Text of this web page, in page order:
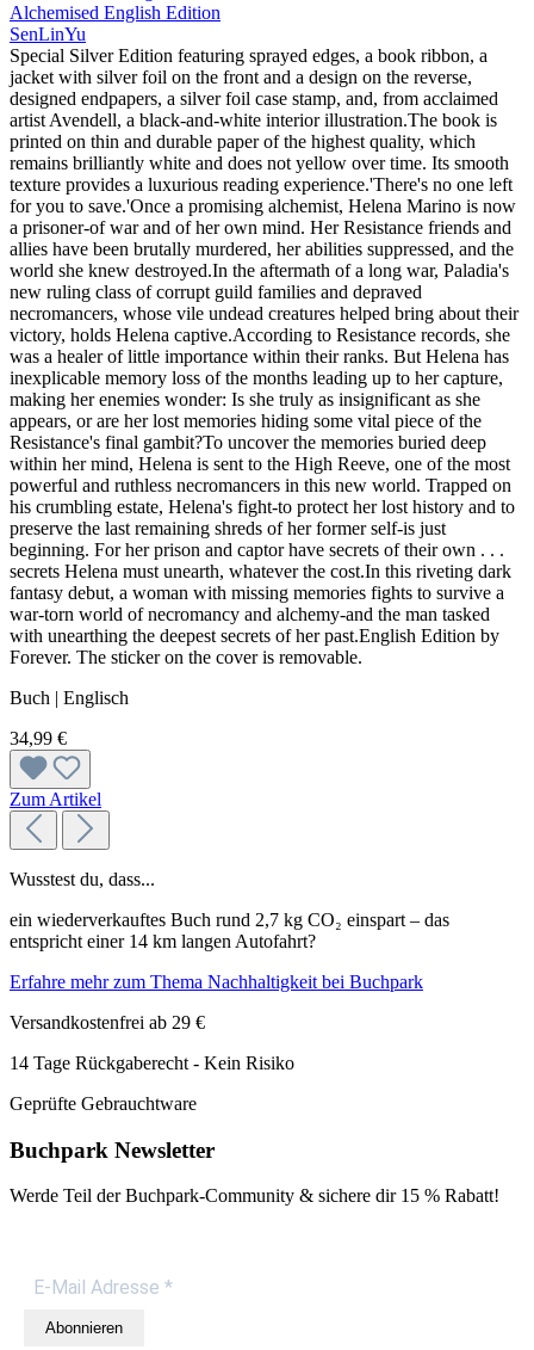
Alchemised English Edition
SenLinYu
Special Silver Edition featuring sprayed edges, a book ribbon, a
jacket with silver foil on the front and a design on the reverse,
designed endpapers, a silver foil case stamp, and, from acclaimed
artist Avendell, a black-and-white interior illustration.The book is
printed on thin and durable paper of the highest quality, which
remains brilliantly white and does not yellow over time. Its smooth
texture provides a luxurious reading experience.'There's no one left
for you to save.'Once a promising alchemist, Helena Marino is now
a prisoner-of war and of her own mind. Her Resistance friends and
allies have been brutally murdered, her abilities suppressed, and the
world she knew destroyed.In the aftermath of a long war, Paladia's
new ruling class of corrupt guild families and depraved
necromancers, whose vile undead creatures helped bring about their
victory, holds Helena captive.According to Resistance records, she
was a healer of little importance within their ranks. But Helena has
inexplicable memory loss of the months leading up to her capture,
making her enemies wonder: Is she truly as insignificant as she
appears, or are her lost memories hiding some vital piece of the
Resistance's final gambit?To uncover the memories buried deep
within her mind, Helena is sent to the High Reeve, one of the most
powerful and ruthless necromancers in this new world. Trapped on
his crumbling estate, Helena's fight-to protect her lost history and to
preserve the last remaining shreds of her former self-is just
beginning. For her prison and captor have secrets of their own . . .
secrets Helena must unearth, whatever the cost.In this riveting dark
fantasy debut, a woman with missing memories fights to survive a
war-torn world of necromancy and alchemy-and the man tasked
with unearthing the deepest secrets of her past.English Edition by
Forever. The sticker on the cover is removable.
Buch | Englisch
34,99 €
Zum Artikel
Wusstest du, dass...
ein wiederverkauftes Buch rund 2,7 kg CO₂ einspart – das
entspricht einer 14 km langen Autofahrt?
Erfahre mehr zum Thema Nachhaltigkeit bei Buchpark
Versandkostenfrei ab 29 €
14 Tage Rückgaberecht - Kein Risiko
Geprüfte Gebrauchtware
Buchpark Newsletter
Werde Teil der Buchpark-Community & sichere dir 15 % Rabatt!
Abonnieren